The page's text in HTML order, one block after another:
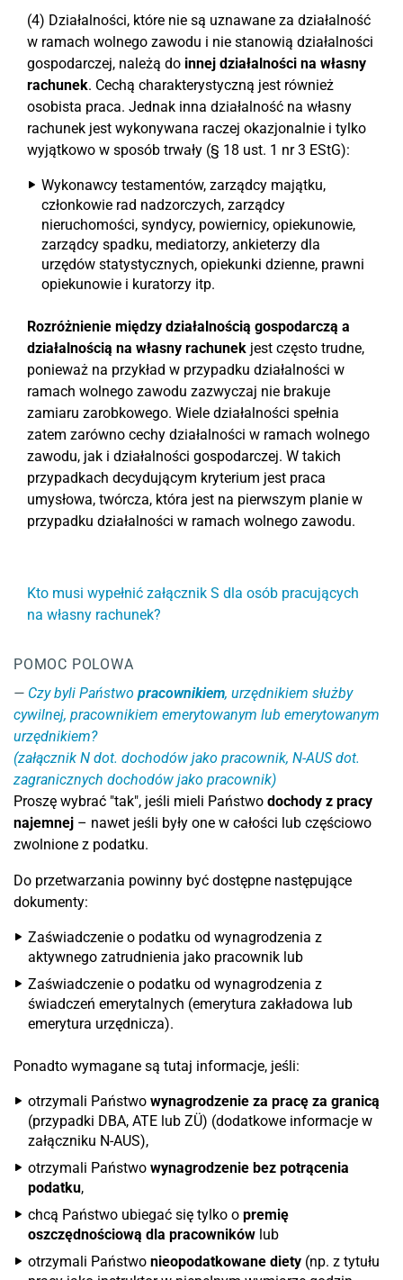
(4) Działalności, które nie są uznawane za działalność
w ramach wolnego zawodu i nie stanowią działalności
gospodarczej, należą do innej działalności na własny
rachunek. Cechą charakterystyczną jest również
osobista praca. Jednak inna działalność na własny
rachunek jest wykonywana raczej okazjonalnie i tylko
wyjątkowo w sposób trwały (§ 18 ust. 1 nr 3 EStG):
Wykonawcy testamentów, zarządcy majątku,
członkowie rad nadzorczych, zarządcy
nieruchomości, syndycy, powiernicy, opiekunowie,
zarządcy spadku, mediatorzy, ankieterzy dla
urzędów statystycznych, opiekunki dzienne, prawni
opiekunowie i kuratorzy itp.
Rozróżnienie między działalnością gospodarczą a
działalnością na własny rachunek jest często trudne,
ponieważ na przykład w przypadku działalności w
ramach wolnego zawodu zazwyczaj nie brakuje
zamiaru zarobkowego. Wiele działalności spełnia
zatem zarówno cechy działalności w ramach wolnego
zawodu, jak i działalności gospodarczej. W takich
przypadkach decydującym kryterium jest praca
umysłowa, twórcza, która jest na pierwszym planie w
przypadku działalności w ramach wolnego zawodu.
Kto musi wypełnić załącznik S dla osób pracujących
na własny rachunek?
POMOC POLOWA
Czy byli Państwo pracownikiem, urzędnikiem służby
cywilnej, pracownikiem emerytowanym lub emerytowanym
urzędnikiem?
(załącznik N dot. dochodów jako pracownik, N-AUS dot.
zagranicznych dochodów jako pracownik)
Proszę wybrać "tak", jeśli mieli Państwo dochody z pracy
najemnej – nawet jeśli były one w całości lub częściowo
zwolnione z podatku.
Do przetwarzania powinny być dostępne następujące
dokumenty:
Zaświadczenie o podatku od wynagrodzenia z
aktywnego zatrudnienia jako pracownik lub
Zaświadczenie o podatku od wynagrodzenia z
świadczeń emerytalnych (emerytura zakładowa lub
emerytura urzędnicza).
Ponadto wymagane są tutaj informacje, jeśli:
otrzymali Państwo wynagrodzenie za pracę za granicą
(przypadki DBA, ATE lub ZÜ) (dodatkowe informacje w
załączniku N-AUS),
otrzymali Państwo wynagrodzenie bez potrącenia
podatku,
chcą Państwo ubiegać się tylko o premię
oszczędnościową dla pracowników lub
otrzymali Państwo nieopodatkowane diety (np. z tytułu